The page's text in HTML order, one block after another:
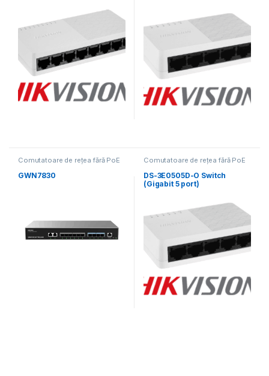
Comutatoare de rețea fără PoE
GWN7830
Comutatoare de rețea fără PoE
DS-3E0505D-O Switch
(Gigabit 5 port)